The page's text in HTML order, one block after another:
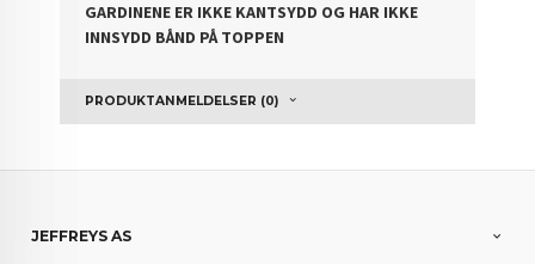
GARDINENE ER IKKE KANTSYDD OG HAR IKKE
INNSYDD BÅND PÅ TOPPEN
PRODUKTANMELDELSER (0)
JEFFREYS AS